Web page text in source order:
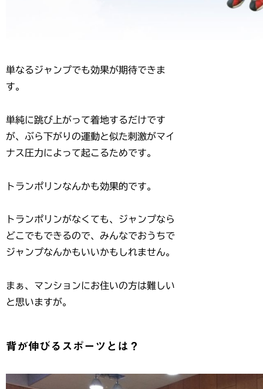
単なるジャンプでも効果が期待できま
す。
単純に跳び上がって着地するだけです
が、ぶら下がりの運動と似た刺激がマイ
ナス圧力によって起こるためです。
トランポリンなんかも効果的です。
トランポリンがなくても、ジャンプなら
どこでもできるので、みんなでおうちで
ジャンプなんかもいいかもしれません。
まぁ、マンションにお住いの方は難しい
と思いますが。
背が伸びるスポーツとは？